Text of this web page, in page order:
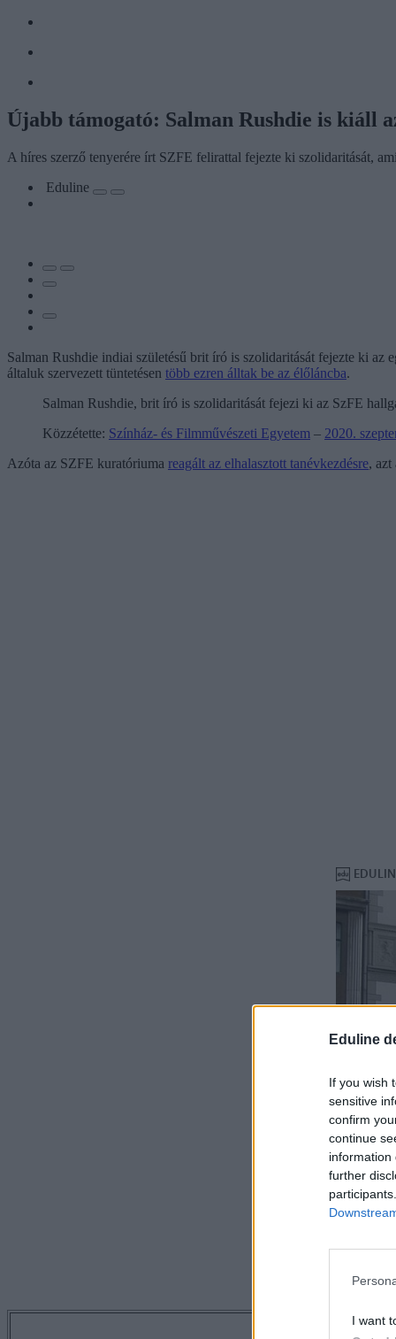
Eduline
If you wish
sensitive
confirm
continue
information
further
I want
Újabb támogató: Salman Rushdie is kiáll
A híres szerző tenyerére írt SZFE felirattal fejezte ki szolidaritását,
Eduline
Salman Rushdie indiai születésű brit író is szolidaritását fejezte ki az
általuk szervezett tüntetésen több ezren álltak be az élőláncba.
Salman Rushdie, brit író is szolidaritását fejezi ki az SzFE
Közzétette: Színház- és Filmművészeti Egyetem – 2020.
Azóta az SZFE kuratóriuma reagált az elhalasztott tanévkezdésre, azt
Tetszett a